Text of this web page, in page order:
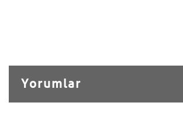
Yorumlar